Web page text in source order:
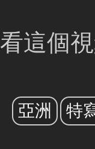
這個
亞洲 特